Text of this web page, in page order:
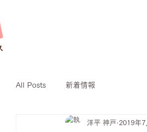
All Posts 新着情報
洋平 神戸 2019年